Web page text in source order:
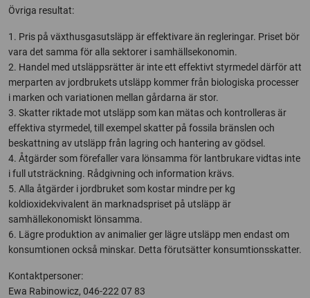
Övriga resultat:
1. Pris på växthusgasutsläpp är effektivare än regleringar. Priset bör
vara det samma för alla sektorer i samhällsekonomin.
2. Handel med utsläppsrätter är inte ett effektivt styrmedel därför att
merparten av jordbrukets utsläpp kommer från biologiska processer
i marken och variationen mellan gårdarna är stor.
3. Skatter riktade mot utsläpp som kan mätas och kontrolleras är
effektiva styrmedel, till exempel skatter på fossila bränslen och
beskattning av utsläpp från lagring och hantering av gödsel.
4. Åtgärder som förefaller vara lönsamma för lantbrukare vidtas inte
i full utsträckning. Rådgivning och information krävs.
5. Alla åtgärder i jordbruket som kostar mindre per kg
koldioxidekvivalent än marknadspriset på utsläpp är
samhällekonomiskt lönsamma.
6. Lägre produktion av animalier ger lägre utsläpp men endast om
konsumtionen också minskar. Detta förutsätter konsumtionsskatter.
Kontaktpersoner:
Ewa Rabinowicz, 046-222 07 83